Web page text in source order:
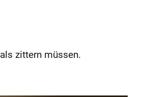
zittern müssen.